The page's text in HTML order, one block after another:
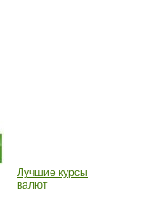
Лучшие курсы
валют